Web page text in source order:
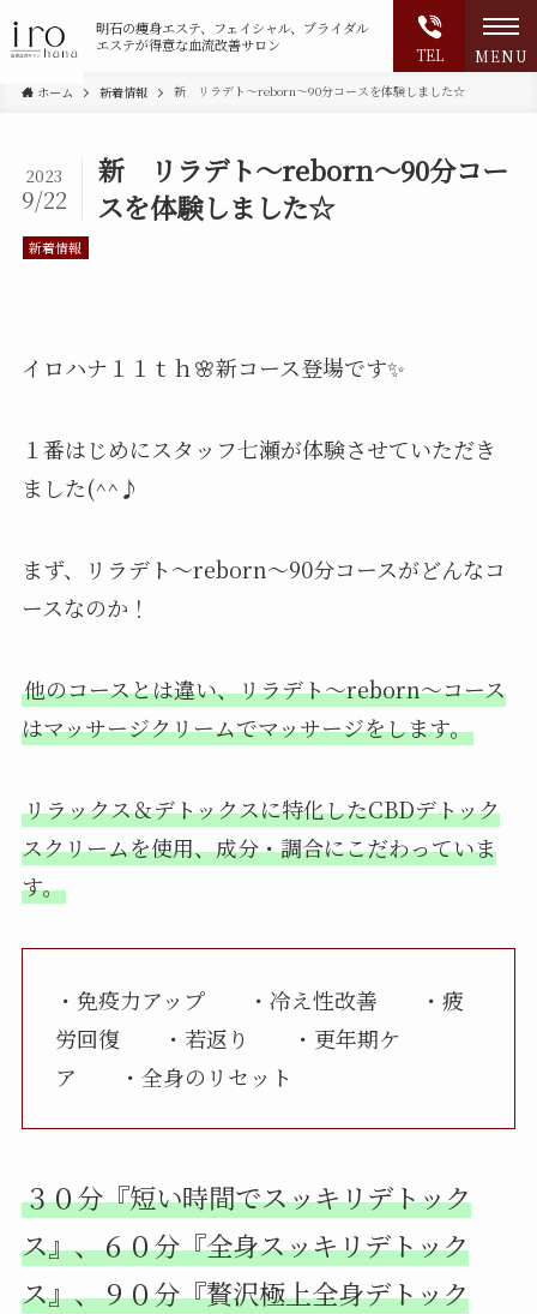
明石の痩身エステ、フェイシャル、ブライダル
エステが得意な血流改善サロン
TEL MENU
ホーム 新着情報 新 リラデト～reborn～90分コースを体験しました☆
新 リラデト～reborn～90分コー
スを体験しました☆
2023
9/22
新着情報
イロハナ１１ｔｈ🌸新コース登場です✨
１番はじめにスタッフ七瀬が体験させていただき
ました(^^♪
まず、リラデト～reborn～90分コースがどんなコ
ースなのか！
他のコースとは違い、リラデト～reborn～コース
はマッサージクリームでマッサージをします。
リラックス＆デトックスに特化したCBDデトック
スクリームを使用、成分・調合にこだわっていま
す。
・免疫力アップ ・冷え性改善 ・疲
労回復 ・若返り ・更年期ケ
ア ・全身のリセット
３０分『短い時間でスッキリデトック
ス』、６０分『全身スッキリデトック
ス』、９０分『贅沢極上全身デトック